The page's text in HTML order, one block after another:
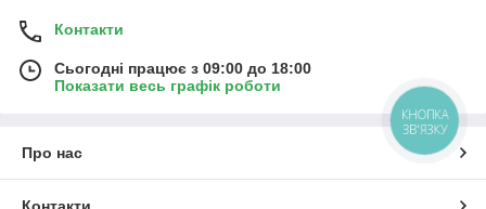
Контакти
Сьогодні працює з 09:00 до 18:00
Показати весь графік роботи
Про нас
КНОПКА
ЗВ'ЯЗКУ